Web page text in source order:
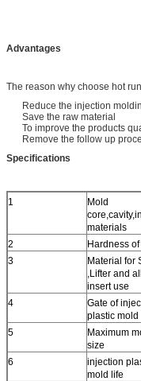
Advantages
The reason why choose hot
Reduce the injection
Save the raw material
To improve the products
Remove the follow up
Specifications
1
Mold
materials
2 Hardness of
3
Material for
,Lifter and
insert use
4
Gate of
plastic mold
5
Maximum
size
6
injection
mold life